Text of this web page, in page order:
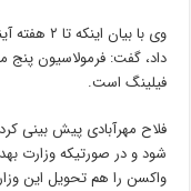
وی با
داد، گفت: فرمولاسیون پنج
فیلینگ است.
فلاح مهرآبادی پیش بینی
شود و در صورتیکه وزارت
واکسن را هم تحویل این